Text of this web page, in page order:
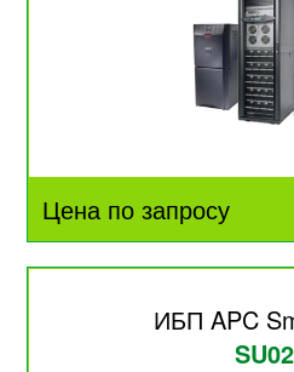
Цена по запросу
ИБП APC